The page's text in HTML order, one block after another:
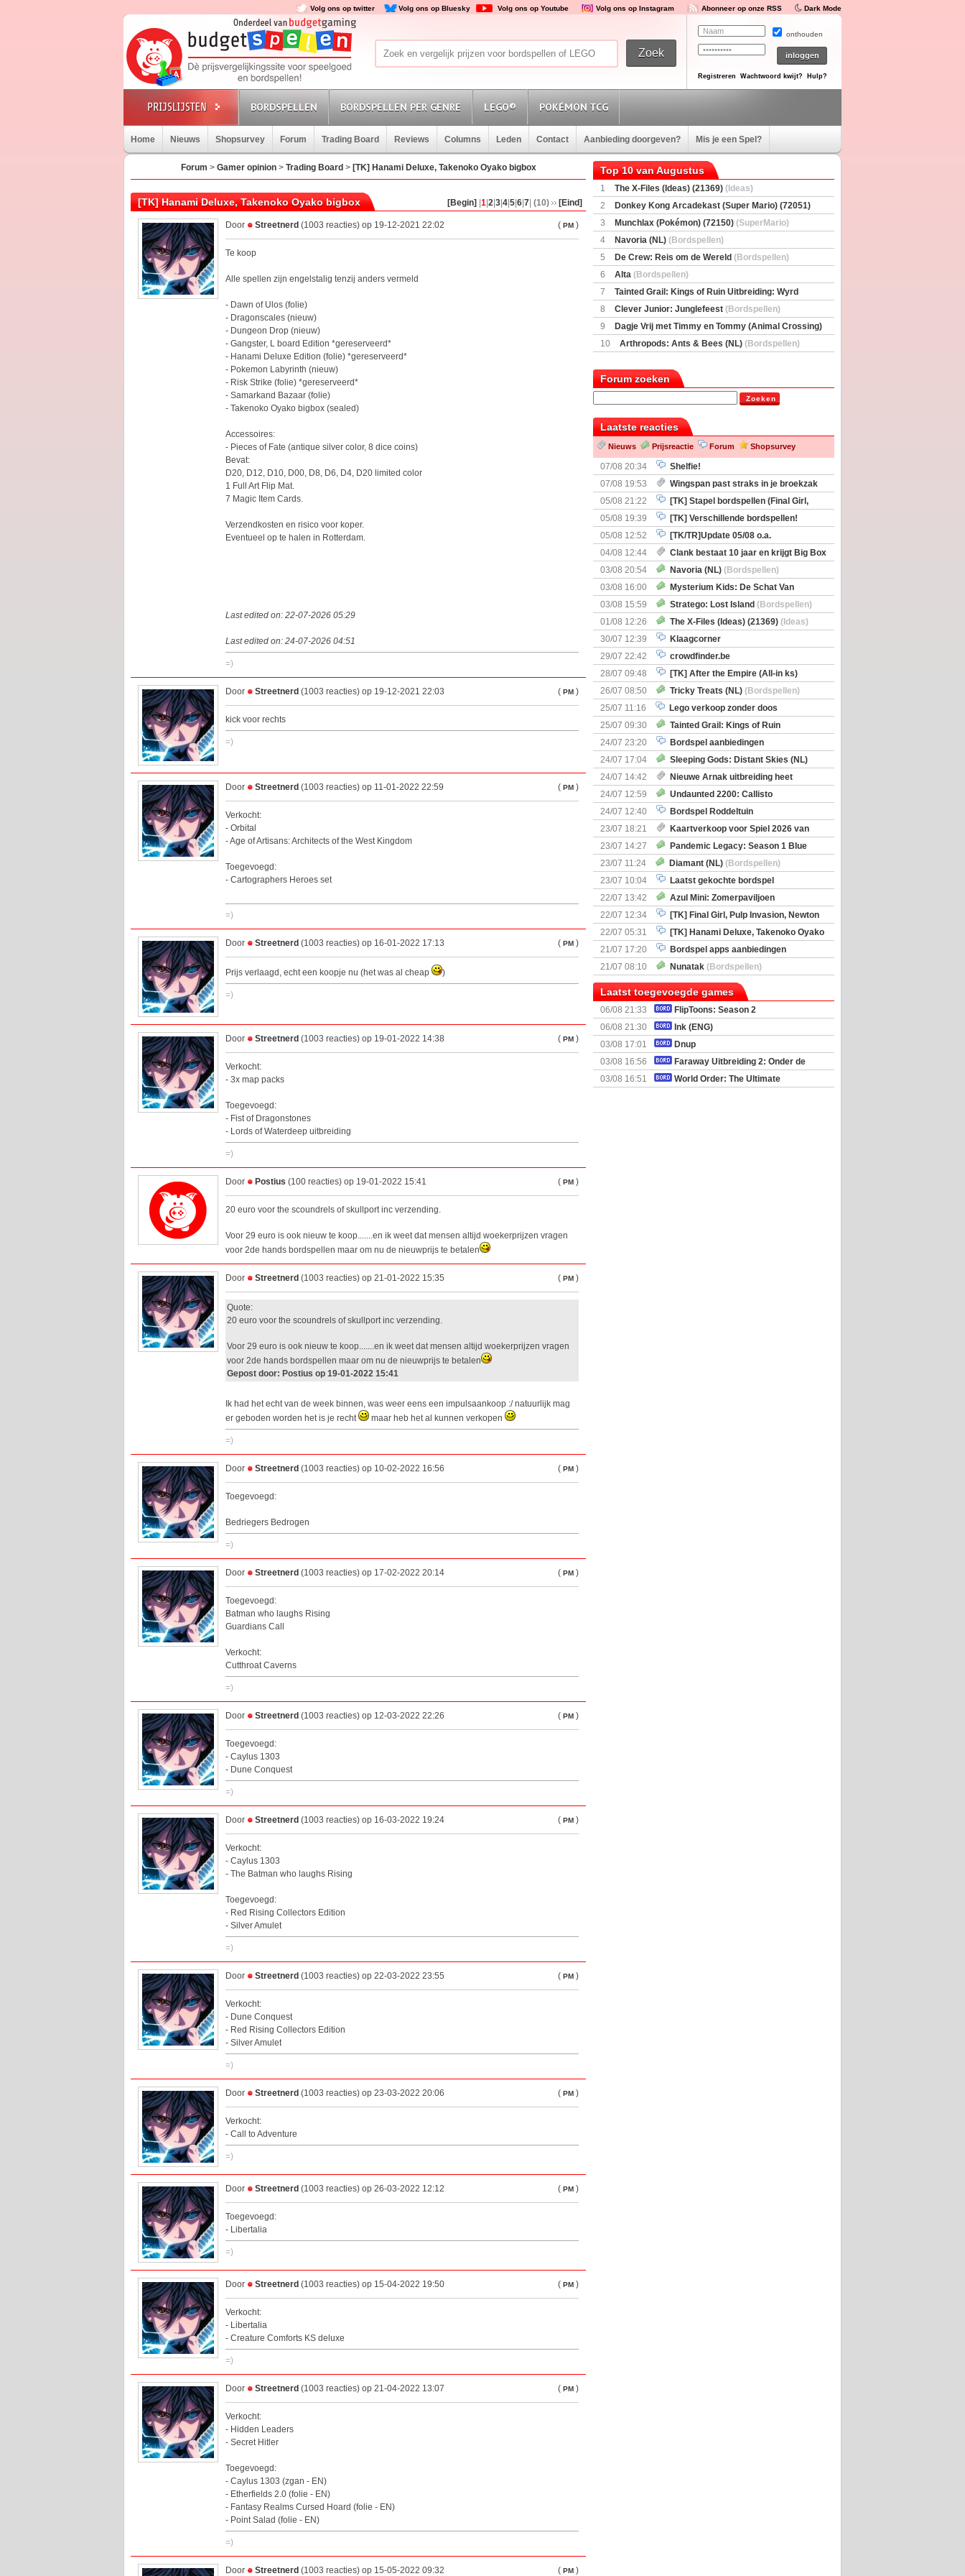
Volg ons op twitter Volg ons op Bluesky Volg ons op Youtube Volg ons op Instagram Abonneer op onze RSS Dark Mode
onthouden
Registreren Wachtwoord kwijt? Hulp?
BORDSPELLEN BORDSPELLEN PER GENRE LEGO® POKÉMON TCG
Home Nieuws Shopsurvey Forum Trading Board Reviews Columns Leden Contact Aanbieding doorgeven? Mis je een Spel?
Forum > Gamer opinion> Trading Board > [TK] Hanami Deluxe, Takenoko Oyako bigbox
[TK] Hanami Deluxe, Takenoko Oyako bigbox [Begin] 1 2 3 4 5 6 7 (10) [Eind]
Door Streetnerd (1003 reacties) op 19-12-2021 22:02 ( PM )
Te koop
Alle spellen zijn engelstalig tenzij anders vermeld
- Dawn of Ulos (folie)
- Dragonscales (nieuw)
- Dungeon Drop (nieuw)
- Gangster, L board Edition *gereserveerd*
- Hanami Deluxe Edition (folie) *gereserveerd*
- Pokemon Labyrinth (nieuw)
- Risk Strike (folie) *gereserveerd*
- Samarkand Bazaar (folie)
- Takenoko Oyako bigbox (sealed)
Accessoires:
- Pieces of Fate (antique silver color, 8 dice coins)
Bevat:
D20, D12, D10, D00, D8, D6, D4, D20 limited color
1 Full Art Flip Mat.
7 Magic Item Cards.
Verzendkosten en risico voor koper.
Eventueel op te halen in Rotterdam.
Last edited on: 22-07-2026 05:29
Last edited on: 24-07-2026 04:51
=)
Door Streetnerd (1003 reacties) op 19-12-2021 22:03 ( PM )
kick voor rechts
=)
Door Streetnerd (1003 reacties) op 11-01-2022 22:59 ( PM )
Verkocht:
- Orbital
- Age of Artisans: Architects of the West Kingdom
Toegevoegd:
- Cartographers Heroes set
=)
Door Streetnerd (1003 reacties) op 16-01-2022 17:13 ( PM )
Prijs verlaagd, echt een koopje nu (het was al cheap )
=)
Door Streetnerd (1003 reacties) op 19-01-2022 14:38 ( PM )
Verkocht:
- 3x map packs
Toegevoegd:
- Fist of Dragonstones
- Lords of Waterdeep uitbreiding
=)
Door Postius (100 reacties) op 19-01-2022 15:41 ( PM )
20 euro voor the scoundrels of skullport inc verzending.
Voor 29 euro is ook nieuw te koop.......en ik weet dat mensen altijd woekerprijzen vragen
voor 2de hands bordspellen maar om nu de nieuwprijs te betalen
Door Streetnerd (1003 reacties) op 21-01-2022 15:35 ( PM )
Quote:
20 euro voor the scoundrels of skullport inc verzending.
Voor 29 euro is ook nieuw te koop.......en ik weet dat mensen altijd woekerprijzen vragen
voor 2de hands bordspellen maar om nu de nieuwprijs te betalen
Gepost door: Postius op 19-01-2022 15:41
Ik had het echt van de week binnen, was weer eens een impulsaankoop :/ natuurlijk mag
er geboden worden het is je recht
maar heb het al kunnen verkopen
=)
Door Streetnerd (1003 reacties) op 10-02-2022 16:56 ( PM )
Toegevoegd:
Bedriegers Bedrogen
=)
Door Streetnerd (1003 reacties) op 17-02-2022 20:14 ( PM )
Toegevoegd:
Batman who laughs Rising
Guardians Call
Verkocht:
Cutthroat Caverns
=)
Door Streetnerd (1003 reacties) op 12-03-2022 22:26 ( PM )
Toegevoegd:
- Caylus 1303
- Dune Conquest
=)
Door Streetnerd (1003 reacties) op 16-03-2022 19:24 ( PM )
Verkocht:
- Caylus 1303
- The Batman who laughs Rising
Toegevoegd:
- Red Rising Collectors Edition
- Silver Amulet
=)
Door Streetnerd (1003 reacties) op 22-03-2022 23:55 ( PM )
Verkocht:
- Dune Conquest
- Red Rising Collectors Edition
- Silver Amulet
=)
Door Streetnerd (1003 reacties) op 23-03-2022 20:06 ( PM )
Verkocht:
- Call to Adventure
=)
Door Streetnerd (1003 reacties) op 26-03-2022 12:12 ( PM )
Toegevoegd:
- Libertalia
=)
Door Streetnerd (1003 reacties) op 15-04-2022 19:50 ( PM )
Verkocht:
- Libertalia
- Creature Comforts KS deluxe
=)
Door Streetnerd (1003 reacties) op 21-04-2022 13:07 ( PM )
Verkocht:
- Hidden Leaders
- Secret Hitler
Toegevoegd:
- Caylus 1303 (zgan - EN)
- Etherfields 2.0 (folie - EN)
- Fantasy Realms Cursed Hoard (folie - EN)
- Point Salad (folie - EN)
=)
Door Streetnerd (1003 reacties) op 15-05-2022 09:32 ( PM )
Top 10 van Augustus
1 The X-Files (Ideas) (21369) (Ideas)
2
Donkey Kong Arcadekast (Super Mario) (72051)
(SuperMario)
3 Munchlax (Pokémon) (72150) (SuperMario)
4
Navoria (NL) (Bordspellen)
5
De Crew: Reis om de Wereld (Bordspellen)
6
Alta (Bordspellen)
7
Tainted Grail: Kings of Ruin Uitbreiding: Wyrd
Encounters(Bordspellen)
8 Clever Junior: Junglefeest (Bordspellen)
9
Dagje Vrij met Timmy en Tommy (Animal Crossing)
(77059)(Ideas)
10 Arthropods: Ants & Bees (NL) (Bordspellen)
Forum zoeken
Zoeken
Laatste reacties
Nieuws Prijsreactie Forum Shopsurvey
07/08 20:34
Shelfie!
07/08 19:53
Wingspan past straks in je broekzak
05/08 21:22
[TK] Stapel bordspellen (Final Girl,
Nemesis Retaliation, Zombicide Invader)
05/08 19:39
[TK] Verschillende bordspellen!
05/08 12:52
[TK/TR]Update 05/08 o.a.
Prijsverlagingen, Imperium Horizons, 20 Strong
04/08 12:44
Clank bestaat 10 jaar en krijgt Big Box
+ nieuwe uitbreiding
03/08 20:54 Navoria (NL) (Bordspellen)
03/08 16:00
Mysterium Kids: De Schat Van
Kapitein Boe
(Bordspellen)
03/08 15:59 Stratego: Lost Island (Bordspellen)
01/08 12:26
The X-Files (Ideas) (21369) (Ideas)
30/07 12:39
Klaagcorner
29/07 22:42
crowdfinder.be
28/07 09:48
[TK] After the Empire (All-in ks)
26/07 08:50
Tricky Treats (NL) (Bordspellen)
25/07 11:16
Lego verkoop zonder doos
25/07 09:30
Tainted Grail: Kings of Ruin
Uitbreiding: Wyrd Encounters(Bordspellen)
24/07 23:20
Bordspel aanbiedingen
24/07 17:04
Sleeping Gods: Distant Skies (NL)
(Bordspellen)
24/07 14:42
Nieuwe Arnak uitbreiding heet
Surprise Shipments
24/07 12:59
Undaunted 2200: Callisto
(Bordspellen)
24/07 12:40
Bordspel Roddeltuin
23/07 18:21
Kaartverkoop voor Spiel 2026 van
start
23/07 14:27
Pandemic Legacy: Season 1 Blue
(Bordspellen)
23/07 11:24 Diamant (NL) (Bordspellen)
23/07 10:04
Laatst gekochte bordspel
22/07 13:42
Azul Mini: Zomerpaviljoen
(Bordspellen)
22/07 12:34
[TK] Final Girl, Pulp Invasion, Newton
& Great Discoveries
22/07 05:31
[TK] Hanami Deluxe, Takenoko Oyako
bigbox
21/07 17:20
Bordspel apps aanbiedingen
21/07 08:10
Nunatak (Bordspellen)
Laatst toegevoegde games
06/08 21:33
FlipToons: Season 2
06/08 21:30
Ink (ENG)
03/08 17:01
Dnup
03/08 16:56
Faraway Uitbreiding 2: Onder de
Sterrenhemel
03/08 16:51
World Order: The Ultimate